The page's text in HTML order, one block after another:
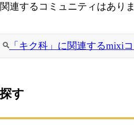
関連するコミュニティはあり
「キク科」に関連するmixi
す